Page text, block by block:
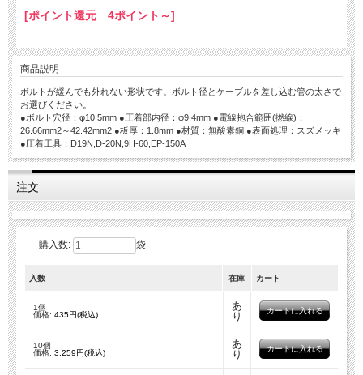
[ポイント還元 4ポイント～]
商品説明
ボルトが緩んでも外れない形状です。ボルト径とケーブルを差し込む管の太さで
お選びください。
●ボルト穴径：φ10.5mm ●圧着部内径：φ9.4mm ●電線抱合範囲(撚線)：
26.66mm2～42.42mm2 ●板厚：1.8mm ●材質：無酸素銅 ●表面処理：スズメッキ
●圧着工具：D19N,D-20N,9H-60,EP-150A
注文
購入数: 袋
入数 在庫 カート
1個
価格: 435円(税込)
あ
り
10個
価格: 3,259円(税込)
あ
り